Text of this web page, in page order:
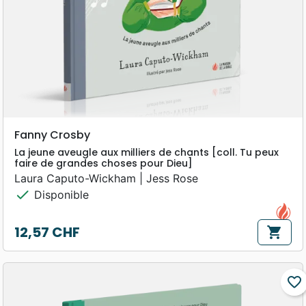
Fanny Crosby
La jeune aveugle aux milliers de chants [coll. Tu peux
faire de grandes choses pour Dieu]
Laura Caputo-Wickham | Jess Rose
check Disponible
Prix
12,57 CHF shopping_cart
favorite_border